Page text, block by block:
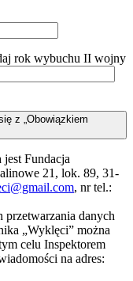
rok wybuchu II wojny
z „Obowiązkiem
Fundacja
21, lok. 89, 31-
, nr tel.:
przetwarzania danych
„Wyklęci” można
celu Inspektorem
na adres: